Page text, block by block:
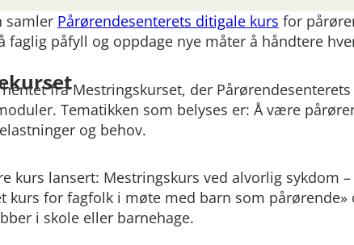
samler Pårørendesenterets ditigale kurs for
faglig påfyll og oppdage nye måter å håndtere
fra Mestringskurset, der
Tematikken som belyses er: Å være
og behov.
kurs lansert: Mestringskurs ved alvorlig sykdom
kurs for fagfolk i møte med barn som pårørende»
i skole eller barnehage.